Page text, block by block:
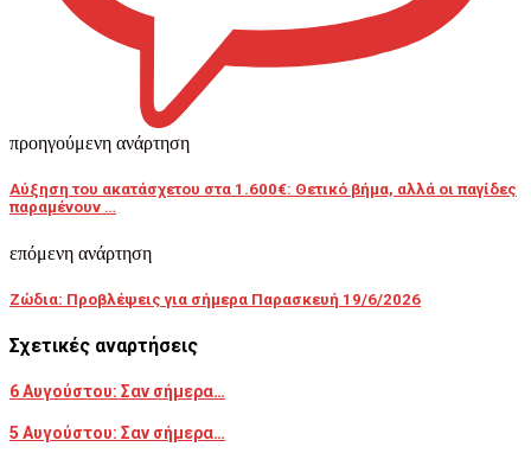
προηγούμενη ανάρτηση
Αύξηση του ακατάσχετου στα 1.600€: Θετικό βήμα, αλλά οι παγίδες
παραμένουν …
επόμενη ανάρτηση
Ζώδια: Προβλέψεις για σήμερα Παρασκευή 19/6/2026
Σχετικές αναρτήσεις
6 Αυγούστου: Σαν σήμερα…
5 Αυγούστου: Σαν σήμερα…